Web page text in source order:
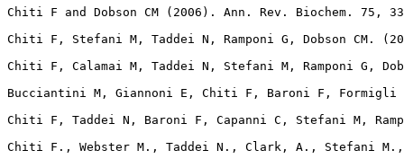
Chiti F and Dobson CM (2006). Ann. Rev. Biochem. 75,
Chiti F, Stefani M, Taddei N, Ramponi G, Dobson CM.
Chiti F, Calamai M, Taddei N, Stefani M, Ramponi G,
Bucciantini M, Giannoni E, Chiti F, Baroni F, Formigli
Chiti F, Taddei N, Baroni F, Capanni C, Stefani M,
Chiti F., Webster M., Taddei N., Clark, A., Stefani M.,